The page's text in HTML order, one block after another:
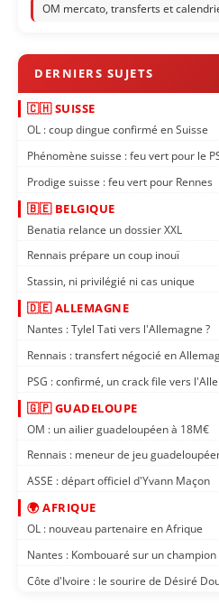
OM mercato, transferts et
🇨🇭 SUISSE
OL : coup dingue confirmé en Suisse
Phénomène suisse : feu vert pour le
Prodige suisse : feu vert pour Rennes
🇧🇪 BELGIQUE
Benatia relance un dossier XXL
Rennais prépare un coup inouï
Stassin, ni privilégié ni cas unique
🇩🇪 ALLEMAGNE
Nantes : Tylel Tati vers l'Allemagne ?
Rennais : transfert négocié en
PSG : confirmé, un crack file vers
🇬🇵 GUADELOUPE
OM : un ailier guadeloupéen à 18M€
Rennais : meneur de jeu
ASSE : départ officiel d'Yvann Maçon
🌍 AFRIQUE
OL : nouveau partenaire en Afrique
Nantes : Kombouaré sur un
Côte d'Ivoire : le sourire de Désiré